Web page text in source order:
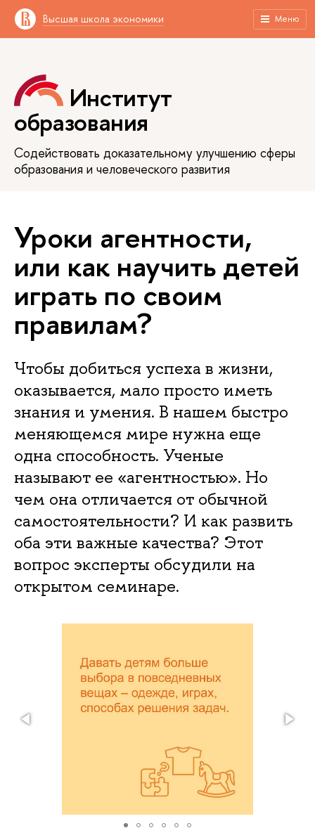
Высшая школа экономики Меню
Институт
образования
Содействовать доказательному улучшению сферы
образования и человеческого развития
Уроки агентности,
или как научить детей
играть по своим
правилам?
Чтобы добиться успеха в жизни,
оказывается, мало просто иметь
знания и умения. В нашем быстро
меняющемся мире нужна еще
одна способность. Ученые
называют ее «агентностью». Но
чем она отличается от обычной
самостоятельности? И как развить
оба эти важные качества? Этот
вопрос эксперты обсудили на
открытом семинаре.